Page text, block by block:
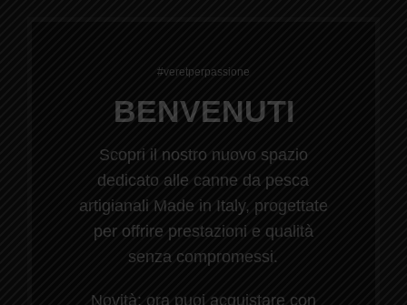
#veretperpassione
BENVENUTI
Scopri il nostro nuovo spazio
dedicato alle canne da pesca
artigianali Made in Italy, progettate
per offrire prestazioni e qualità
senza compromessi.
Novità: ora puoi acquistare con